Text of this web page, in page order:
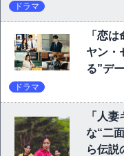
ドラマ
「恋
ヤン・
る”デ
ドラマ
「人
な“二
ら伝説